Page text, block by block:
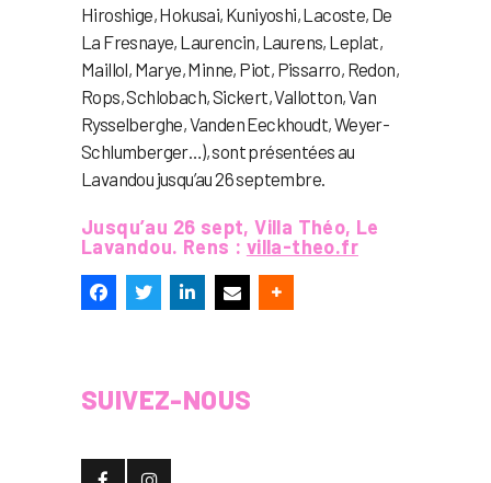
Hiroshige, Hokusai, Kuniyoshi, Lacoste, De
La Fresnaye, Laurencin, Laurens, Leplat,
Maillol, Marye, Minne, Piot, Pissarro, Redon,
Rops, Schlobach, Sickert, Vallotton, Van
Rysselberghe, Vanden Eeckhoudt, Weyer-
Schlumberger…), sont présentées au
Lavandou jusqu’au 26 septembre.
Jusqu’au 26 sept, Villa Théo, Le
Lavandou. Rens : villa-theo.fr
SUIVEZ-NOUS